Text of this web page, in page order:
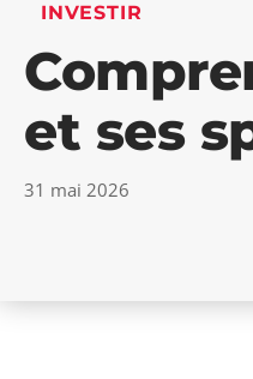
INVESTIR
et ses
31 mai 2026